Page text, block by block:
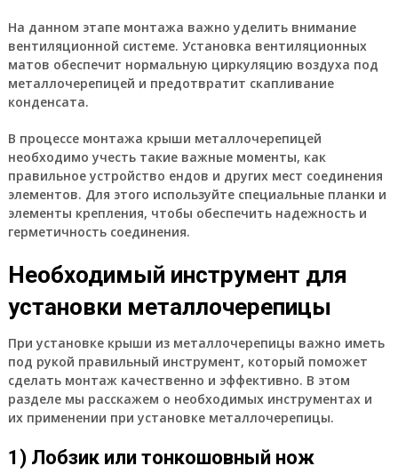
На данном этапе монтажа важно уделить внимание
вентиляционной системе. Установка вентиляционных
матов обеспечит нормальную циркуляцию воздуха под
металлочерепицей и предотвратит скапливание
конденсата.
В процессе монтажа крыши металлочерепицей
необходимо учесть такие важные моменты, как
правильное устройство ендов и других мест соединения
элементов. Для этого используйте специальные планки и
элементы крепления, чтобы обеспечить надежность и
герметичность соединения.
Необходимый инструмент для
установки металлочерепицы
При установке крыши из металлочерепицы важно иметь
под рукой правильный инструмент, который поможет
сделать монтаж качественно и эффективно. В этом
разделе мы расскажем о необходимых инструментах и
их применении при установке металлочерепицы.
1) Лобзик или тонкошовный нож